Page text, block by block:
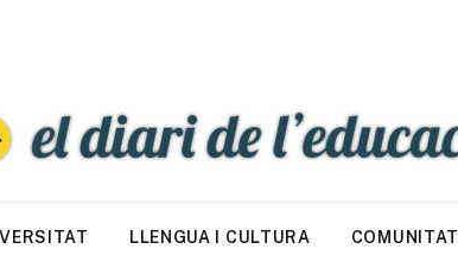
LLENGUA I CULTURA COMUNITAT